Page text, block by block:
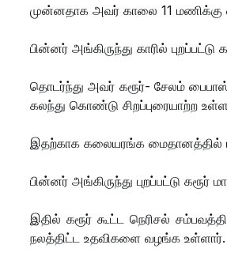
முன்னதாக அவர் காலை 11 மணிக்கு
பின்னர் அங்கிருந்து காரில்
தொடர்ந்து அவர் கரூர்- சேலம்
கலந்து கொண்டு சிறப்புரையாற்ற
இதற்காக கலையரங்க மைதானத்தில்
பின்னர் அங்கிருந்து புறப்பட்டு
இதில் கரூர் கூட்ட நெரிசல்
நலத்திட்ட உதவிகளை வழங்க உள்ளார்.